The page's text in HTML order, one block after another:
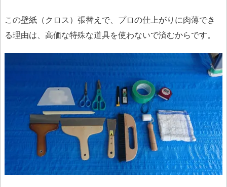
この壁紙（クロス）張替えで、プロの仕上がりに肉薄でき
る理由は、高価な特殊な道具を使わないで済むからです。